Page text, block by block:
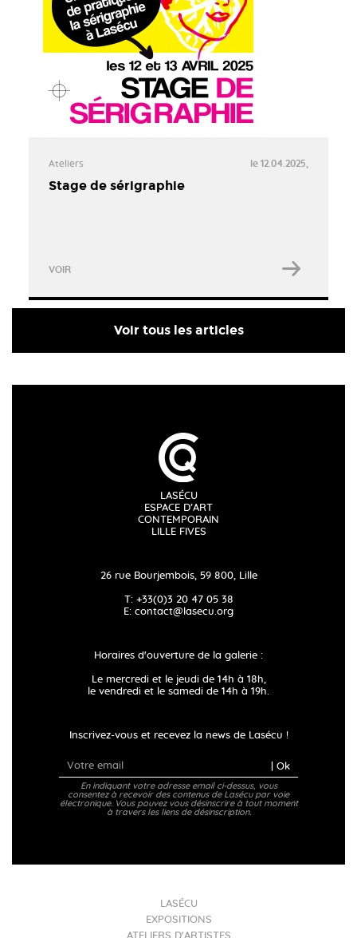
Ateliers le 12.04.2025,
Stage de sérigraphie
VOIR
Voir tous les articles
LASÉCU
ESPACE D’ART
CONTEMPORAIN
LILLE FIVES
26 rue Bourjembois, 59 800, Lille
T: +33(0)3 20 47 05 38
E: contact@lasecu.org
Horaires d'ouverture de la galerie :
Le mercredi et le jeudi de 14h à 18h,
le vendredi et le samedi de 14h à 19h.
Inscrivez-vous et recevez la news de Lasécu !
| Ok
En indiquant votre adresse email ci-dessus, vous
consentez à recevoir des contenus de Lasécu par voie
électronique. Vous pouvez vous désinscrire à tout moment
à travers les liens de désinscription.
LASÉCU
EXPOSITIONS
ATELIERS D'ARTISTES